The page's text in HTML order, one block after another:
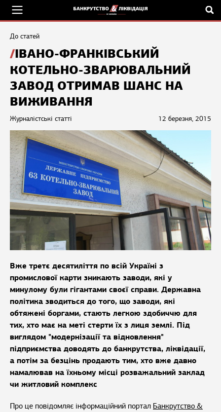
До статей
ІВАНО-ФРАНКІВСЬКИЙ
КОТЕЛЬНО-ЗВАРЮВАЛЬНИЙ
ЗАВОД ОТРИМАВ ШАНС НА
ВИЖИВАННЯ
12 березня, 2015
Журналістські статті
Вже третє десятиліття по всій Україні з
промислової карти зникають заводи, які у
минулому були гігантами своєї справи. Державна
політика зводиться до того, що заводи, які
обтяжені боргами, стають легкою здобиччю для
тих, хто має на меті стерти їх з лиця землі. Під
виглядом "модернізації та відновлення"
підприємства доводять до банкрутства, ліквідації,
а потім за безцінь продають тим, хто вже давно
намалював на їхньому місці розважальний заклад
чи житловий комплекс
Про це повідомляє інформаційний портал Банкрутство &